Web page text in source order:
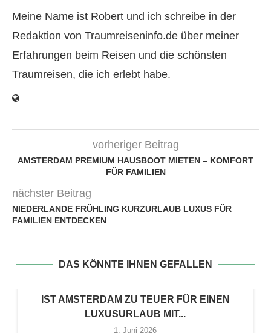
Meine Name ist Robert und ich schreibe in der
Redaktion von Traumreiseninfo.de über meiner
Erfahrungen beim Reisen und die schönsten
Traumreisen, die ich erlebt habe.
vorheriger Beitrag
AMSTERDAM PREMIUM HAUSBOOT MIETEN – KOMFORT
FÜR FAMILIEN
nächster Beitrag
NIEDERLANDE FRÜHLING KURZURLAUB LUXUS FÜR
FAMILIEN ENTDECKEN
DAS KÖNNTE IHNEN GEFALLEN
IST AMSTERDAM ZU TEUER FÜR EINEN
LUXUSURLAUB MIT...
1. Juni 2026